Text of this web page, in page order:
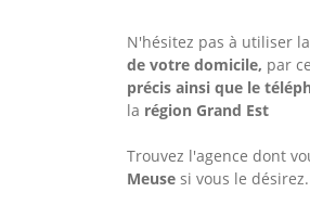
N'hésitez pas à utiliser
de votre domicile, par
précis ainsi que le
la région Grand Est
Trouvez l'agence dont
Meuse si vous le désirez.